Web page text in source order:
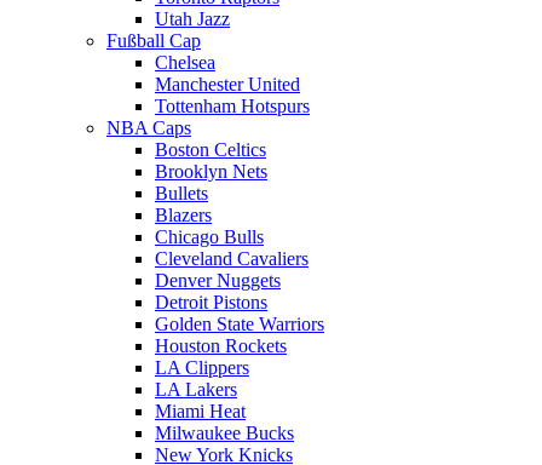
Utah Jazz
Fußball Cap
Chelsea
Manchester United
Tottenham Hotspurs
NBA Caps
Boston Celtics
Brooklyn Nets
Bullets
Blazers
Chicago Bulls
Cleveland Cavaliers
Denver Nuggets
Detroit Pistons
Golden State Warriors
Houston Rockets
LA Clippers
LA Lakers
Miami Heat
Milwaukee Bucks
New York Knicks